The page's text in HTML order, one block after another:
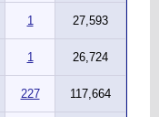
1 27,593
1 26,724
227 117,664